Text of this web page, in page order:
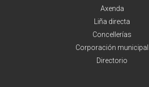
Axenda
Liña directa
Concellerías
Corporación municipal
Directorio